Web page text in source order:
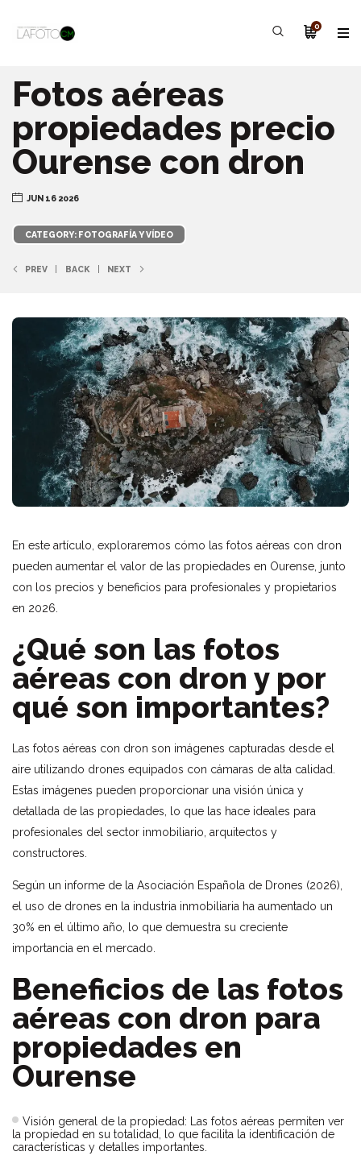
0
Fotos aéreas
propiedades precio
Ourense con dron
JUN 16 2026
CATEGORY: FOTOGRAFÍA Y VÍDEO
PREV BACK NEXT
En este artículo, exploraremos cómo las fotos aéreas con dron
pueden aumentar el valor de las propiedades en Ourense, junto
con los precios y beneficios para profesionales y propietarios
en 2026.
¿Qué son las fotos
aéreas con dron y por
qué son importantes?
Las fotos aéreas con dron son imágenes capturadas desde el
aire utilizando drones equipados con cámaras de alta calidad.
Estas imágenes pueden proporcionar una visión única y
detallada de las propiedades, lo que las hace ideales para
profesionales del sector inmobiliario, arquitectos y
constructores.
Según un informe de la Asociación Española de Drones (2026),
el uso de drones en la industria inmobiliaria ha aumentado un
30% en el último año, lo que demuestra su creciente
importancia en el mercado.
Beneficios de las fotos
aéreas con dron para
propiedades en
Ourense
Visión general de la propiedad: Las fotos aéreas permiten ver
la propiedad en su totalidad, lo que facilita la identificación de
características y detalles importantes.